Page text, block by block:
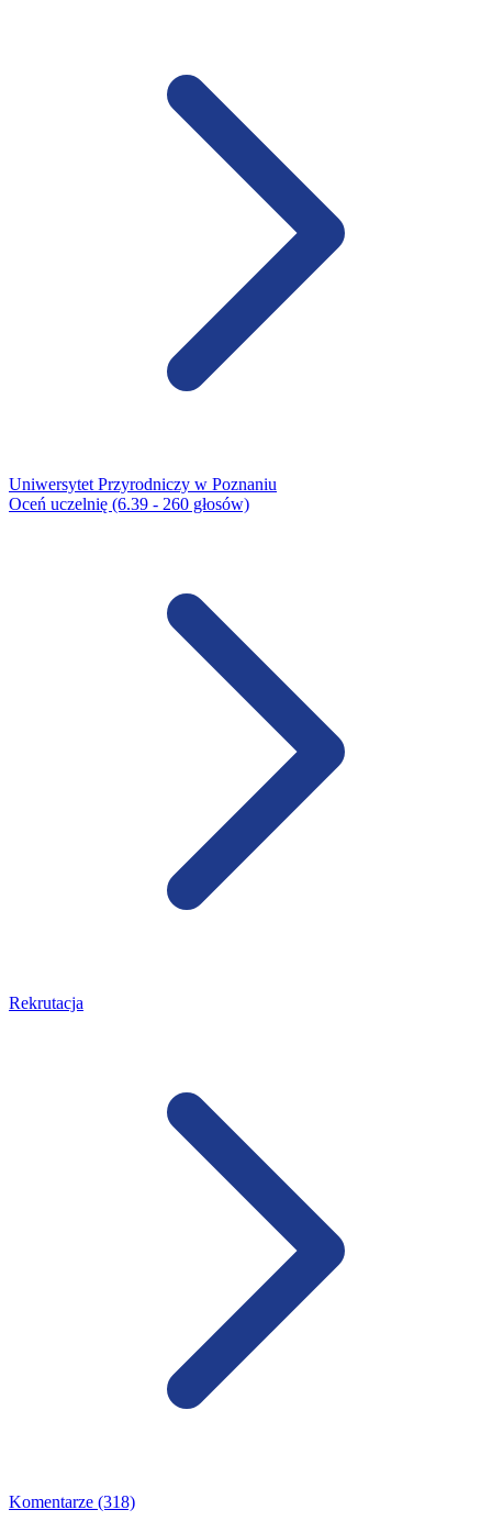
Uniwersytet Przyrodniczy w Poznaniu
Oceń uczelnię (6.39 - 260 głosów)
Rekrutacja
Komentarze (318)